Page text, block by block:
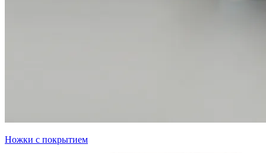
Ножки с покрытием